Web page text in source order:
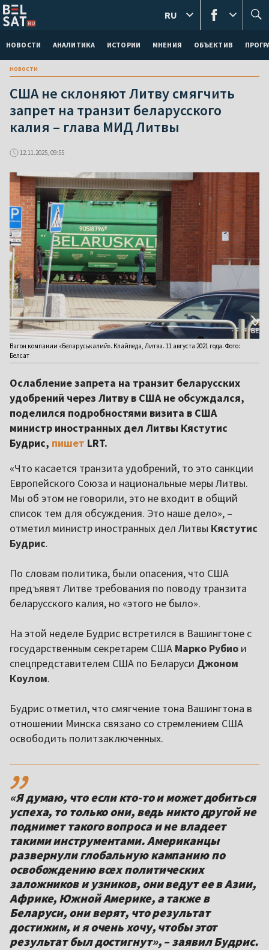
НОВОСТИ АНАЛИТИКА ИСТОРИИ МНЕНИЯ ОБЪЕКТИВ
RU
новости
США не склоняют Литву смягчить
запрет на транзит беларусского
калия – глава МИД Литвы
12.11.2025, 09:55
Вагон компании «Беларуськалий». Клайпеда, Литва. 11 августа 2021 года. Фото:
Белсат
Ослабление запрета на транзит беларусских
удобрений через Литву в США не обсуждался,
поделился подробностями визита в США
министр иностранных дел Литвы Кястутис
Будрис, пишет LRT.
«Что касается транзита удобрений, то это санкции
Европейского Союза и национальные меры Литвы.
Мы об этом не говорили, это не входит в общий
список тем для обсуждения. Это наше дело», –
отметил министр иностранных дел Литвы Кястутис
Будрис.
По словам политика, были опасения, что США
предъявят Литве требования по поводу транзита
беларусского калия, но «этого не было».
На этой неделе Будрис встретился в Вашингтоне с
государственным секретарем США Марко Рубио и
спецпредставителем США по Беларуси Джоном
Коулом.
Будрис отметил, что смягчение тона Вашингтона в
отношении Минска связано со стремлением США
освободить политзаключенных.
,,
«Я думаю, что если кто-то и может добиться
успеха, то только они, ведь никто другой не
поднимет такого вопроса и не владеет
такими инструментами. Американцы
развернули глобальную кампанию по
освобождению всех политических
заложников и узников, они ведут ее в Азии,
Африке, Южной Америке, а также в
Беларуси, они верят, что результат
достижим, и я очень хочу, чтобы этот
результат был достигнут», – заявил Будрис.